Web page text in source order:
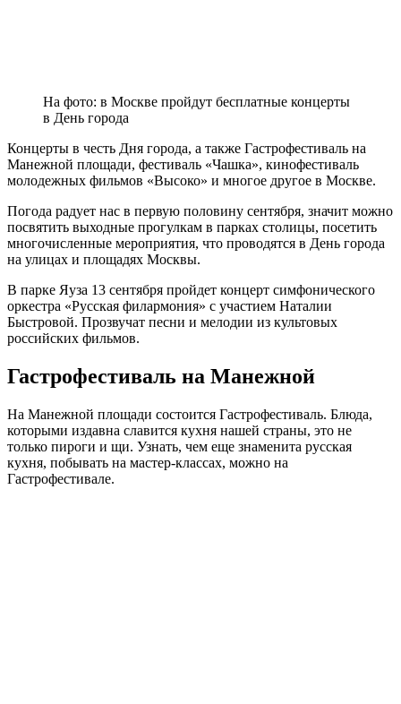
На фото: в Москве пройдут бесплатные концерты
в День города
Концерты в честь Дня города, а также Гастрофестиваль на
Манежной площади, фестиваль «Чашка», кинофестиваль
молодежных фильмов «Высоко» и многое другое в Москве.
Погода радует нас в первую половину сентября, значит можно
посвятить выходные прогулкам в парках столицы, посетить
многочисленные мероприятия, что проводятся в День города
на улицах и площадях Москвы.
В парке Яуза 13 сентября пройдет концерт симфонического
оркестра «Русская филармония» с участием Наталии
Быстровой. Прозвучат песни и мелодии из культовых
российских фильмов.
Гастрофестиваль на Манежной
На Манежной площади состоится Гастрофестиваль. Блюда,
которыми издавна славится кухня нашей страны, это не
только пироги и щи. Узнать, чем еще знаменита русская
кухня, побывать на мастер-классах, можно на
Гастрофестивале.